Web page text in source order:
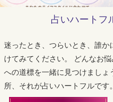
占いハートフ
迷ったとき、つらいとき、誰
けてみてください。
どんなお
への道標を一緒に見つけましょ
所、それが占いハートフルです。